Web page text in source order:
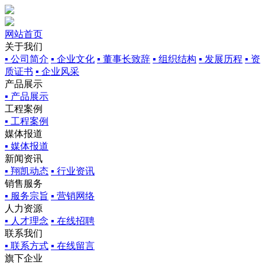
网站首页
关于我们
▪ 公司简介 ▪ 企业文化 ▪ 董事长致辞 ▪ 组织结构 ▪ 发展历程 ▪ 资
质证书 ▪ 企业风采
产品展示
▪ 产品展示
工程案例
▪ 工程案例
媒体报道
▪ 媒体报道
新闻资讯
▪ 翔凯动态 ▪ 行业资讯
销售服务
▪ 服务宗旨 ▪ 营销网络
人力资源
▪ 人才理念 ▪ 在线招聘
联系我们
▪ 联系方式 ▪ 在线留言
旗下企业